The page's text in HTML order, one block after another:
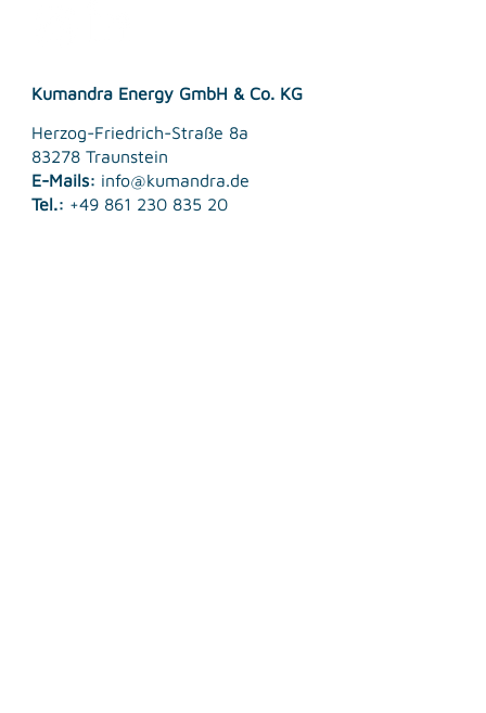
Kumandra Energy GmbH & Co. KG
Herzog-Friedrich-Straße 8a
83278 Traunstein
E-Mails: info@kumandra.de
Tel.: +49 861 230 835 20